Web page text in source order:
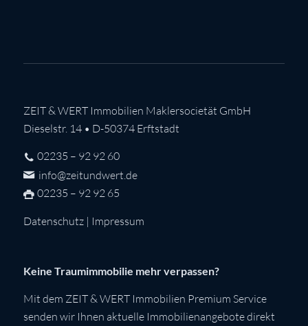
ZEIT & WERT Immobilien Maklersocietät GmbH
Dieselstr. 14 • D-50374 Erftstadt
02235 – 92 92 60
info@zeitundwert.de
02235 – 92 92 65
Datenschutz| Impressum
Keine Traumimmobilie mehr verpassen?
Mit dem ZEIT & WERT Immobilien Premium Service
senden wir Ihnen aktuelle Immobilienangebote direkt